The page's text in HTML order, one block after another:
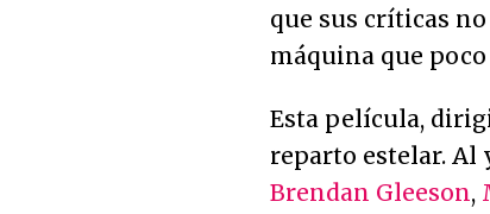
que sus críticas
máquina que
Esta película,
reparto estelar. Al
Brendan Gleeson,